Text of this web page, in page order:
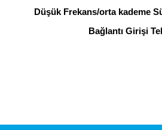
Düşük Frekans/orta kademe
Bağlantı Girişi